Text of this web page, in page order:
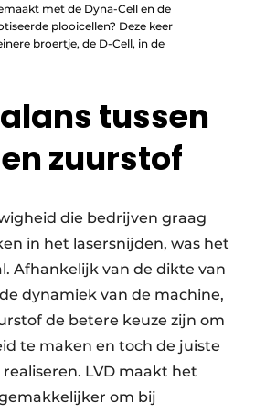
met de Dyna-Cell en de
plooicellen? Deze keer
broertje, de D-Cell, in de
tussen
zuurstof
die bedrijven graag
in het lasersnijden, was het
Afhankelijk van de dikte van
dynamiek van de machine,
de betere keuze zijn om
te maken en toch de juiste
LVD maakt het
om bij